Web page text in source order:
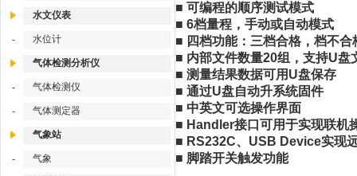
水文仪表
- 水位计
气体检测分析仪
- 气体检测仪
- 气体测定器
气象站
- 气象
■ 可编程的顺序测试模式
■ 6档量程，手动或自动模式
■ 四档功能：三档合格，档不
■ 内部文件数量20组，支持U盘
■ 测量结果数据可用U盘保存
■ 通过U盘自动升系统固件
■ 中英文可选操作界面
■ Handler接口可用于实现联机
■ RS232C、USB Device实现
■ 脚踏开关触发功能